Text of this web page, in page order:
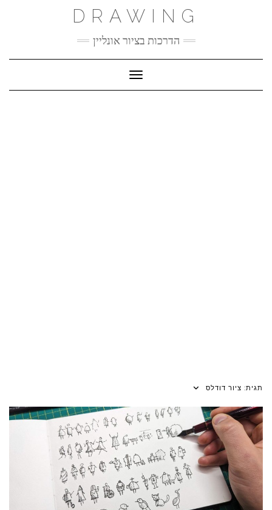
DRAWING
הדרכות בציור אונליין
Toggle Navigation
תגית: ציור דודלס